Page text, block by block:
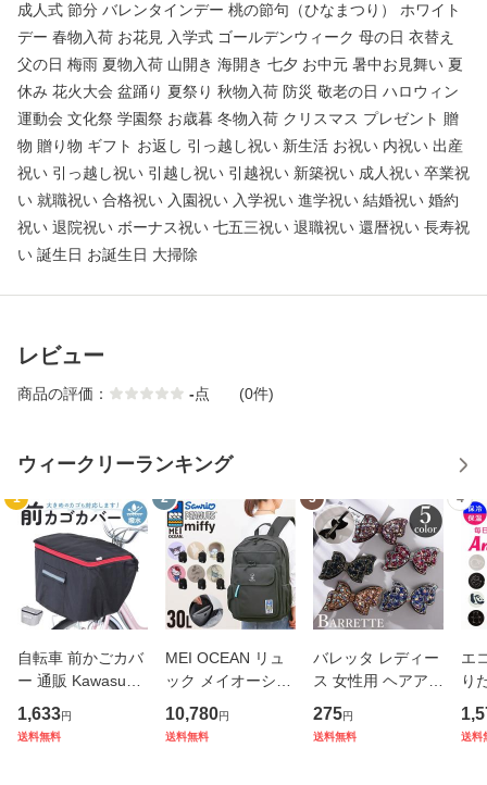
成人式 節分 バレンタインデー 桃の節句（ひなまつり） ホワイト
デー 春物入荷 お花見 入学式 ゴールデンウィーク 母の日 衣替え
父の日 梅雨 夏物入荷 山開き 海開き 七夕 お中元 暑中お見舞い 夏
休み 花火大会 盆踊り 夏祭り 秋物入荷 防災 敬老の日 ハロウィン
運動会 文化祭 学園祭 お歳暮 冬物入荷 クリスマス プレゼント 贈
物 贈り物 ギフト お返し 引っ越し祝い 新生活 お祝い 内祝い 出産
祝い 引っ越し祝い 引越し祝い 引越祝い 新築祝い 成人祝い 卒業祝
い 就職祝い 合格祝い 入園祝い 入学祝い 進学祝い 結婚祝い 婚約
祝い 退院祝い ボーナス祝い 七五三祝い 退職祝い 還暦祝い 長寿祝
い 誕生日 お誕生日 大掃除
レビュー
商品の評価： -点 (0件)
ウィークリーランキング
1
自転車 前かごカバ
ー 通販 Kawasumi
カワスミ 前カゴカ
バー バスケット カ
1,633円
送料無料
2
MEI OCEAN リュ
ック メイオーシャ
ン 6206 通販 リュ
ックサック バック
10,780円
送料無料
3
バレッタ レディー
ス 女性用 ヘアアク
セサリー リボン ラ
インストーン キラ
275円
送料無料
4
エ
り
ト
ア
送料